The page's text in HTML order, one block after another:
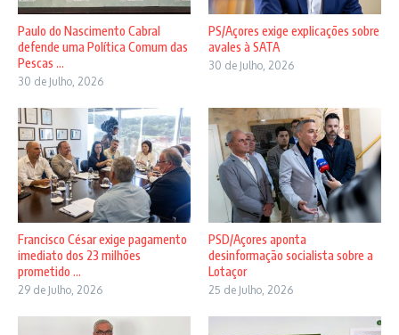
Paulo do Nascimento Cabral
defende uma Política Comum das
Pescas ...
30 de Julho, 2026
PS/Açores exige explicações sobre
avales à SATA
30 de Julho, 2026
Francisco César exige pagamento
imediato dos 23 milhões
prometido ...
29 de Julho, 2026
PSD/Açores aponta
desinformação socialista sobre a
Lotaçor
25 de Julho, 2026